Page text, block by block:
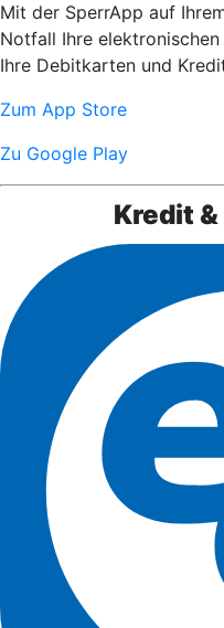
Mit der SperrApp auf
Notfall Ihre
Ihre Debitkarten und
Zum App Store
Zu Google Play
Kredit